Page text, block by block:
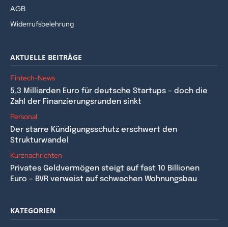
AGB
Widerrufsbelehrung
AKTUELLE BEITRÄGE
Fintech-News
5,3 Milliarden Euro für deutsche Startups – doch die
Zahl der Finanzierungsrunden sinkt
Personal
Der starre Kündigungsschutz erschwert den
Strukturwandel
Kurznachrichten
Privates Geldvermögen steigt auf fast 10 Billionen
Euro – BVR verweist auf schwachen Wohnungsbau
KATEGORIEN